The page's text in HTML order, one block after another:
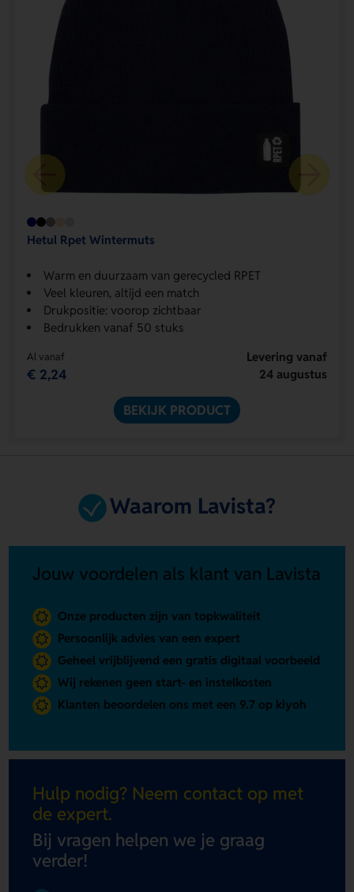
Hetul Rpet Wintermuts
Warm en duurzaam van gerecycled RPET
Veel kleuren, altijd een match
Drukpositie: voorop zichtbaar
Bedrukken vanaf 50 stuks
Al vanaf
€ 2,24
Levering vanaf
24 augustus
BEKIJK PRODUCT
Waarom Lavista?
Jouw voordelen als klant van Lavista
Onze producten zijn van topkwaliteit
Persoonlijk advies van een expert
Geheel vrijblijvend een gratis digitaal voorbeeld
Wij rekenen geen start- en instelkosten
Klanten beoordelen ons met een 9.7 op kiyoh
Hulp nodig? Neem contact op met
de expert.
Bij vragen helpen we je graag
verder!